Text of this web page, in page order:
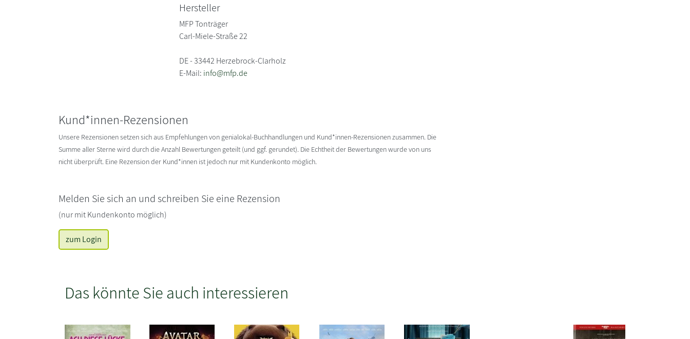
Hersteller
MFP Tonträger
Carl-Miele-Straße 22
DE - 33442 Herzebrock-Clarholz
E-Mail: info@mfp.de
Kund*innen-Rezensionen
Unsere Rezensionen setzen sich aus Empfehlungen von genialokal-Buchhandlungen und Kund*innen-Rezensionen zusammen. Die
Summe aller Sterne wird durch die Anzahl Bewertungen geteilt (und ggf. gerundet). Die Echtheit der Bewertungen wurde von uns
nicht überprüft. Eine Rezension der Kund*innen ist jedoch nur mit Kundenkonto möglich.
Melden Sie sich an und schreiben Sie eine Rezension
(nur mit Kundenkonto möglich)
zum Login
Das könnte Sie auch interessieren